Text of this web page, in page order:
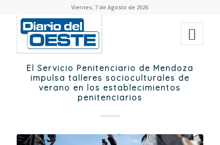
Viernes, 7 de Agosto de 2026
El Servicio Penitenciario de Mendoza
impulsa talleres socioculturales de
verano en los establecimientos
penitenciarios